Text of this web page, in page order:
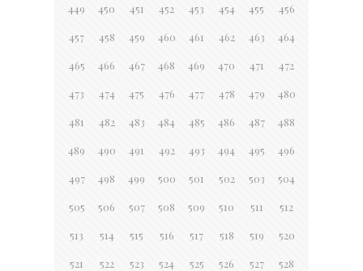
449 450 451 452 453 454 455 456
457 458 459 460 461 462 463 464
465 466 467 468 469 470 471 472
473 474 475 476 477 478 479 480
481 482 483 484 485 486 487 488
489 490 491 492 493 494 495 496
497 498 499 500 501 502 503 504
505 506 507 508 509 510 511 512
513 514 515 516 517 518 519 520
521 522 523 524 525 526 527 528